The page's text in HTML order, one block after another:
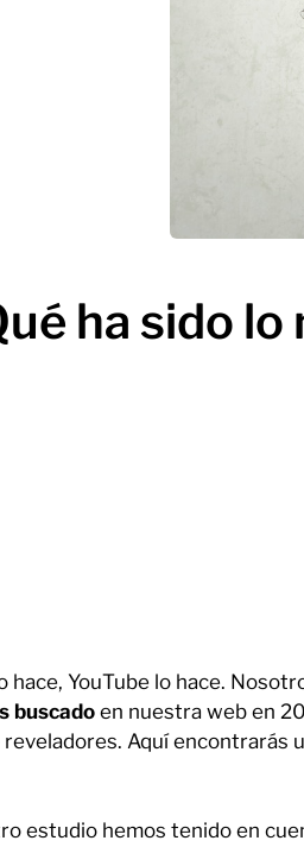
ha sido
hace, YouTube lo hace.
buscado en nuestra web en
Aquí encontrarás
estudio hemos tenido en